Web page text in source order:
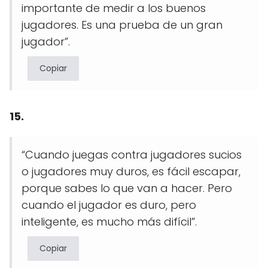
importante de medir a los buenos
jugadores. Es una prueba de un gran
jugador”.
Copiar
15.
“Cuando juegas contra jugadores sucios
o jugadores muy duros, es fácil escapar,
porque sabes lo que van a hacer. Pero
cuando el jugador es duro, pero
inteligente, es mucho más difícil”.
Copiar